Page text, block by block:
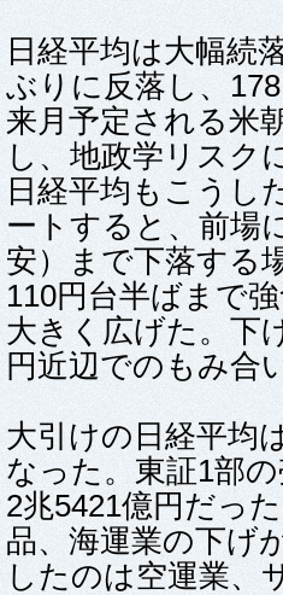
日経平均は大幅続
ぶりに反落し、
来月予定される米
し、地政学リスク
日経平均もこうし
ートすると、前場
安）まで下落する
110円台半ばまで
大きく広げた。下
円近辺でのもみ合
大引けの日経平均
なった。東証1部
2兆5421億円だっ
品、海運業の下げ
したのは空運業、